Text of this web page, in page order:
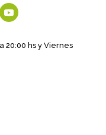
20:00 hs y Viernes